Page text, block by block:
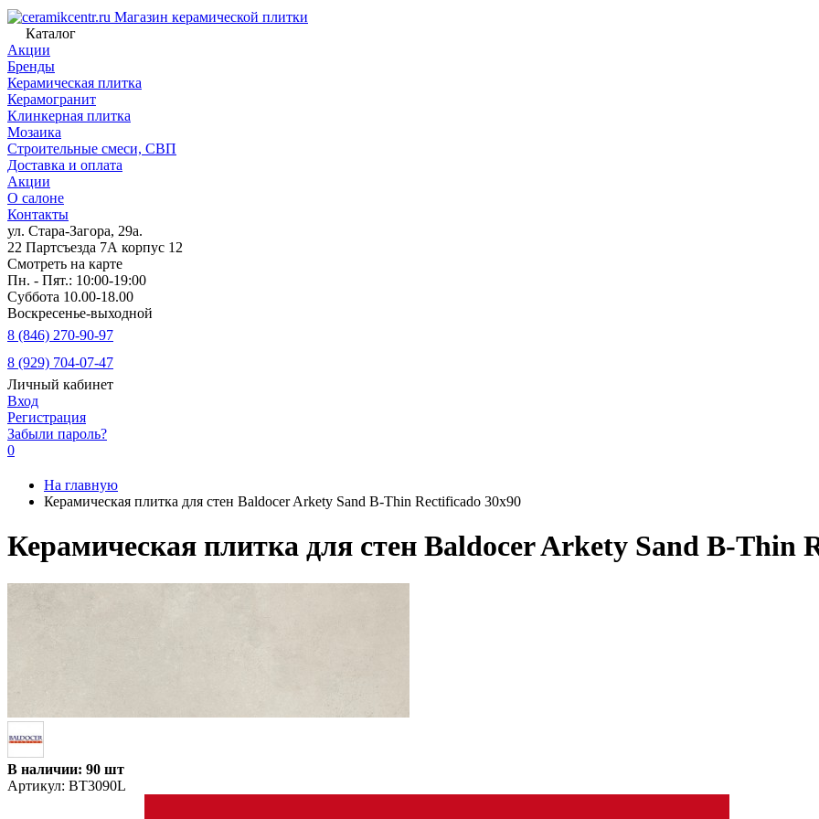
Магазин керамической плитки
Каталог
Акции
Бренды
Керамическая плитка
Керамогранит
Клинкерная плитка
Мозаика
Строительные смеси, СВП
Доставка и оплата
Акции
О салоне
Контакты
ул. Стара-Загора, 29а.
22 Партсъезда 7А корпус 12
Смотреть на карте
Пн. - Пят.: 10:00-19:00
Суббота 10.00-18.00
Воскресенье-выходной
8 (846) 270-90-97
8 (929) 704-07-47
Личный кабинет
Вход
Регистрация
Забыли пароль?
0
На главную
Керамическая плитка для стен Baldocer Arkety Sand B-Thin Rectificado 30x90
Керамическая плитка для стен Baldocer Arkety Sand B-Thin
В наличии: 90 шт
Артикул: BT3090L